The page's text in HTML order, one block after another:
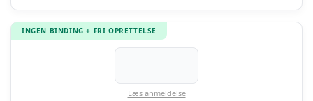
INGEN BINDING + FRI OPRETTELSE
Læs anmeldelse